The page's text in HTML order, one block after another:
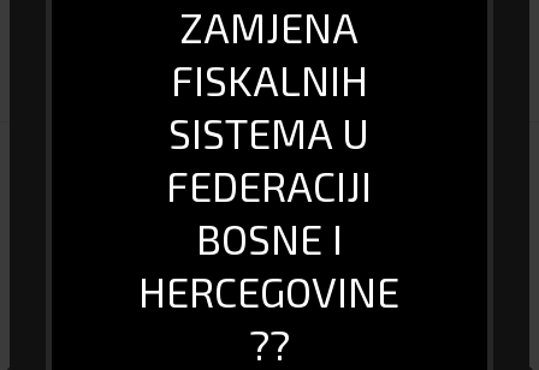
ZAMJENA
FISKALNIH
SISTEMA U
FEDERACIJI
BOSNE I
HERCEGOVINE
??